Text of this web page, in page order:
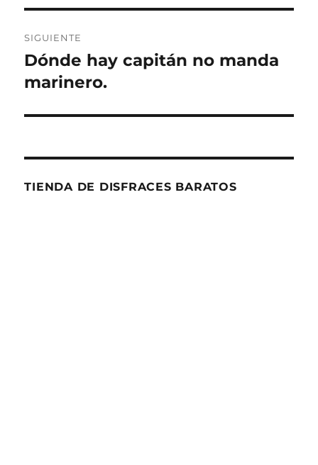
SIGUIENTE
Entrada
siguiente:
Dónde hay capitán no manda
marinero.
TIENDA DE DISFRACES BARATOS